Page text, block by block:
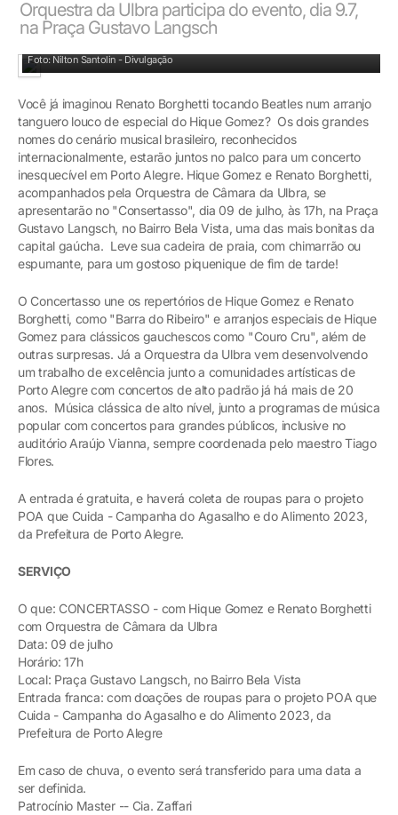
Orquestra da Ulbra participa do evento, dia 9.7,
na Praça Gustavo Langsch
Foto: Nilton Santolin - Divulgação
Você já imaginou Renato Borghetti tocando Beatles num arranjo
tanguero louco de especial do Hique Gomez? Os dois grandes
nomes do cenário musical brasileiro, reconhecidos
internacionalmente, estarão juntos no palco para um concerto
inesquecível em Porto Alegre. Hique Gomez e Renato Borghetti,
acompanhados pela Orquestra de Câmara da Ulbra, se
apresentarão no "Consertasso", dia 09 de julho, às 17h, na Praça
Gustavo Langsch, no Bairro Bela Vista, uma das mais bonitas da
capital gaúcha. Leve sua cadeira de praia, com chimarrão ou
espumante, para um gostoso piquenique de fim de tarde!
O Concertasso une os repertórios de Hique Gomez e Renato
Borghetti, como "Barra do Ribeiro" e arranjos especiais de Hique
Gomez para clássicos gauchescos como "Couro Cru", além de
outras surpresas. Já a Orquestra da Ulbra vem desenvolvendo
um trabalho de excelência junto a comunidades artísticas de
Porto Alegre com concertos de alto padrão já há mais de 20
anos. Música clássica de alto nível, junto a programas de música
popular com concertos para grandes públicos, inclusive no
auditório Araújo Vianna, sempre coordenada pelo maestro Tiago
Flores.
A entrada é gratuita, e haverá coleta de roupas para o projeto
POA que Cuida - Campanha do Agasalho e do Alimento 2023,
da Prefeitura de Porto Alegre.
SERVIÇO
O que: CONCERTASSO - com Hique Gomez e Renato Borghetti
com Orquestra de Câmara da Ulbra
Data: 09 de julho
Horário: 17h
Local: Praça Gustavo Langsch, no Bairro Bela Vista
Entrada franca: com doações de roupas para o projeto POA que
Cuida - Campanha do Agasalho e do Alimento 2023, da
Prefeitura de Porto Alegre
Em caso de chuva, o evento será transferido para uma data a
ser definida.
Patrocínio Master -- Cia. Zaffari